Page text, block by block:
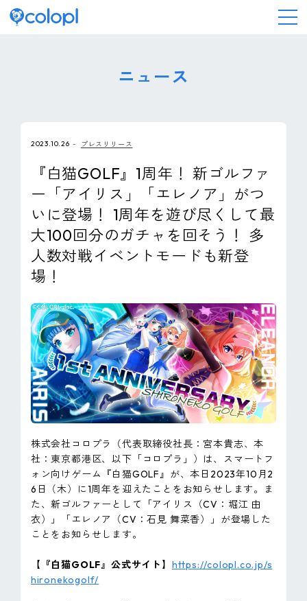
IR情報
採用情報
サステナビリティ
ピンマーク
EN
ニュース
2023.10.26 プレスリリース
『白猫GOLF』1周年！ 新ゴルファ
ー「アイリス」「エレノア」がつ
いに登場！ 1周年を遊び尽くして最
大100回分のガチャを回そう！ 多
人数対戦イベントモードも新登
場！
株式会社コロプラ（代表取締役社長：宮本貴志、本
社：東京都港区、以下「コロプラ」）は、スマートフ
ォン向けゲーム『白猫GOLF』が、本日2023年10月2
6日（木）に1周年を迎えたことをお知らせします。ま
た、新ゴルファーとして「アイリス（CV：堀江 由
衣）」「エレノア（CV：石見 舞菜香）」が登場した
ことをお知らせします。
【『白猫GOLF』公式サイト】 https://colopl.co.jp/s
hironekogolf/